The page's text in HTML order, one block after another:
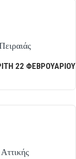
22 ΦΕΒΡΟΥΑΡΙΟΥ